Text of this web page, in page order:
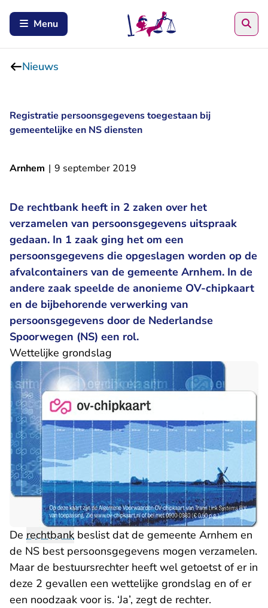
Menu
Nieuws
Registratie persoonsgegevens toegestaan bij
gemeentelijke en NS diensten
Arnhem | 9 september 2019
De rechtbank heeft in 2 zaken over het
verzamelen van persoonsgegevens uitspraak
gedaan. In 1 zaak ging het om een
persoonsgegevens die opgeslagen worden op de
afvalcontainers van de gemeente Arnhem. In de
andere zaak speelde de anonieme OV-chipkaart
en de bijbehorende verwerking van
persoonsgegevens door de Nederlandse
Spoorwegen (NS) een rol.
Wettelijke grondslag
De rechtbank beslist dat de gemeente Arnhem en
de NS best persoonsgegevens mogen verzamelen.
Maar de bestuursrechter heeft wel getoetst of er in
deze 2 gevallen een wettelijke grondslag en of er
een noodzaak voor is. ‘Ja’, zegt de rechter.